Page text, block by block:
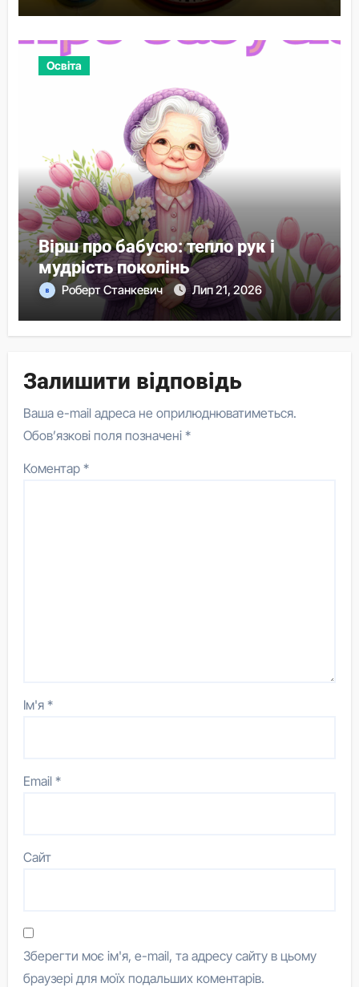
Освіта
Вірш про бабусю: тепло рук і
мудрість поколінь
Роберт Станкевич Лип 21, 2026
Залишити відповідь
Ваша e-mail адреса не оприлюднюватиметься.
Обов’язкові поля позначені*
Коментар*
Ім'я*
Email*
Сайт
Зберегти моє ім'я, e-mail, та адресу сайту в цьому
браузері для моїх подальших коментарів.